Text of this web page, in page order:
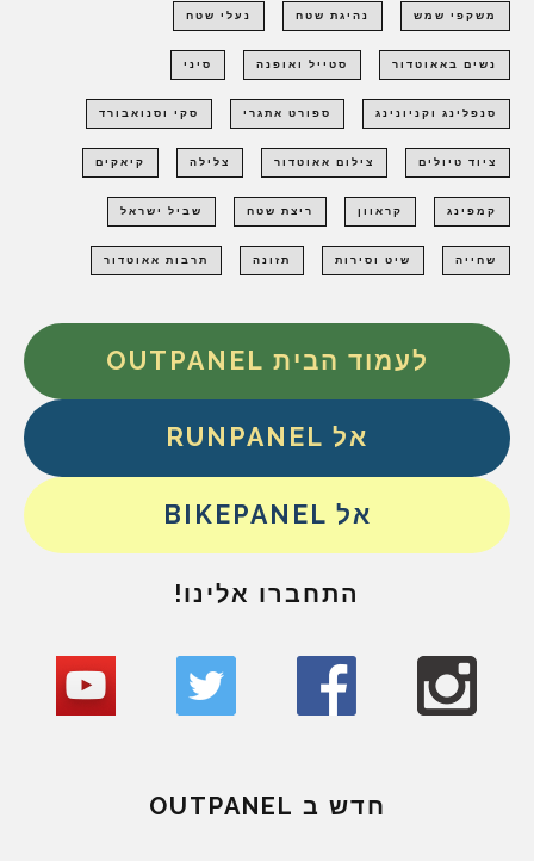
משקפי שמש נהיגת שטח נעלי שטח
נשים באאוטדור סטייל ואופנה סיני
סנפלינג וקניונינג ספורט אתגרי סקי וסנואבורד
ציוד טיולים צילום אאוטדור צלילה קיאקים
קמפינג קראוון ריצת שטח שביל ישראל
שחייה שיט וסירות תזונה תרבות אאוטדור
לעמוד הבית OUTPANEL
אל RUNPANEL
אל BIKEPANEL
התחברו אלינו!
חדש ב OUTPANEL